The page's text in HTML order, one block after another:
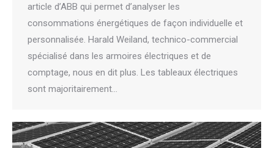
article d’ABB qui permet d’analyser les
consommations énergétiques de façon individuelle et
personnalisée. Harald Weiland, technico-commercial
spécialisé dans les armoires électriques et de
comptage, nous en dit plus. Les tableaux électriques
sont majoritairement…